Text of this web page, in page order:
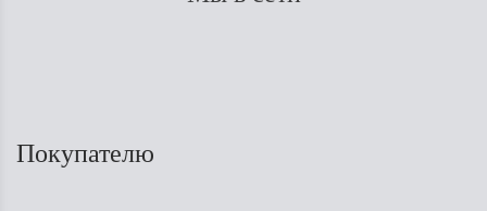
Покупателю